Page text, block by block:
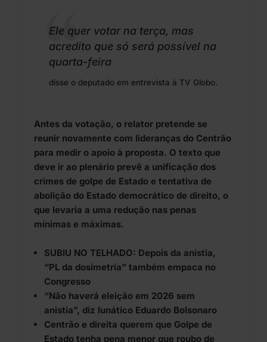
Ele quer votar na terça, mas
acredito que só será possível na
quarta-feira
disse o deputado em entrevista à TV Globo.
Antes da votação, o relator pretende se
reunir novamente com lideranças do Centrão
para medir o apoio à proposta. O texto que
deve ir ao plenário prevê a unificação dos
crimes de golpe de Estado e tentativa de
abolição do Estado democrático de direito, o
que levaria a uma redução nas penas
mínimas e máximas.
SUBIU NO TELHADO: Depois da anistia,
“PL da dosimetria” também empaca no
Congresso
“Não haverá eleição em 2026 sem
anistia”, diz lunático Eduardo Bolsonaro
Centrão e direita querem que Golpe de
Estado tenha pena menor que roubo de